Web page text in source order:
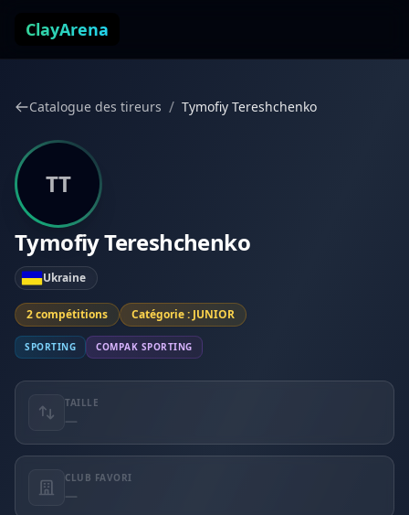
ClayArena
Catalogue des tireurs / Tymofiy Tereshchenko
TT
Tymofiy Tereshchenko
Ukraine
2 compétitions Catégorie : JUNIOR
SPORTING COMPAK SPORTING
TAILLE
—
CLUB FAVORI
—